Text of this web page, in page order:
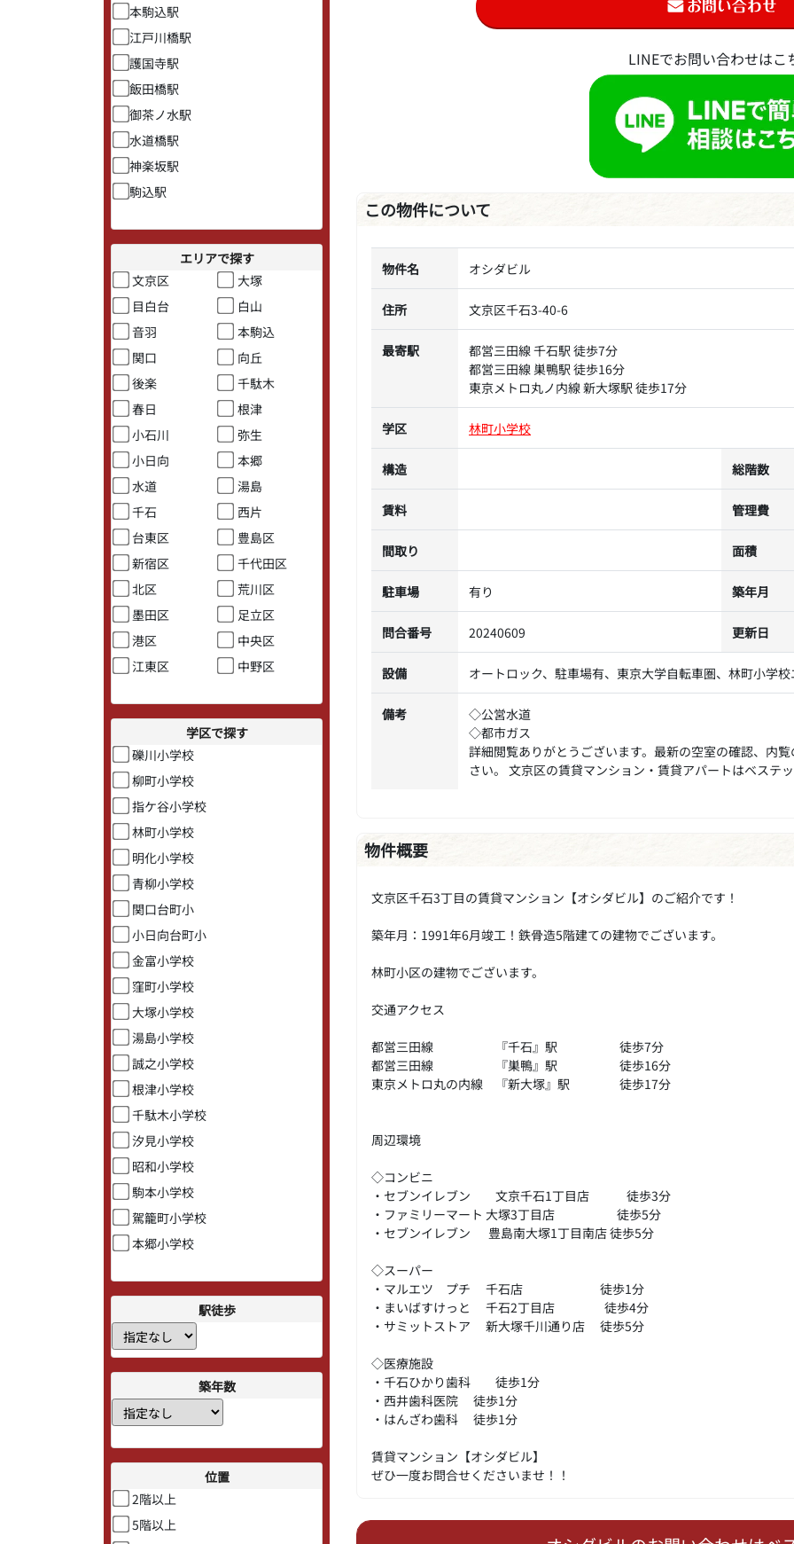
本駒込駅
江戸川橋駅
護国寺駅
飯田橋駅
御茶ノ水駅
水道橋駅
神楽坂駅
駒込駅
エリアで探す
文京区
大塚
目白台
白山
音羽
本駒込
関口
向丘
後楽
千駄木
春日
根津
小石川
弥生
小日向
本郷
水道
湯島
千石
西片
台東区
豊島区
新宿区
千代田区
北区
荒川区
墨田区
足立区
港区
中央区
江東区
中野区
学区で探す
礫川小学校
柳町小学校
指ケ谷小学校
林町小学校
明化小学校
青柳小学校
関口台町小
小日向台町小
金富小学校
窪町小学校
大塚小学校
湯島小学校
誠之小学校
根津小学校
千駄木小学校
汐見小学校
昭和小学校
駒本小学校
駕籠町小学校
本郷小学校
駅徒歩
築年数
位置
2階以上
5階以上
LINEでお問い合わせはこ
この物件について
物件名 オシダビル
住所 文京区千石3-40-6
最寄駅
都営三田線 千石駅 徒歩7分
都営三田線 巣鴨駅 徒歩16分
東京メトロ丸ノ内線 新大塚駅 徒歩17分
学区 林町小学校
構造 総階数
賃料 管理費
間取り 面積
駐車場 有り 築年月
問合番号 20240609 更新日
設備 オートロック、駐車場有、東京大学自転車圏、林町小学
備考
◇公営水道
◇都市ガス
詳細閲覧ありがとうございます。最新の空室の確認、内
さい。 文京区の賃貸マンション・賃貸アパートはベステ
物件概要
文京区千石3丁目の賃貸マンション【オシダビル】のご紹介です！
築年月：1991年6月竣工！鉄骨造5階建ての建物でございます。
林町小区の建物でございます。
交通アクセス
都営三田線 『千石』駅 徒歩7分
都営三田線 『巣鴨』駅 徒歩16分
東京メトロ丸の内線 『新大塚』駅 徒歩17分
周辺環境
◇コンビニ
・セブンイレブン 文京千石1丁目店 徒歩3分
・ファミリーマート 大塚3丁目店 徒歩5分
・セブンイレブン 豊島南大塚1丁目南店 徒歩5分
◇スーパー
・マルエツ プチ 千石店 徒歩1分
・まいばすけっと 千石2丁目店 徒歩4分
・サミットストア 新大塚千川通り店 徒歩5分
◇医療施設
・千石ひかり歯科 徒歩1分
・西井歯科医院 徒歩1分
・はんざわ歯科 徒歩1分
賃貸マンション【オシダビル】
ぜひ一度お問合せくださいませ！！